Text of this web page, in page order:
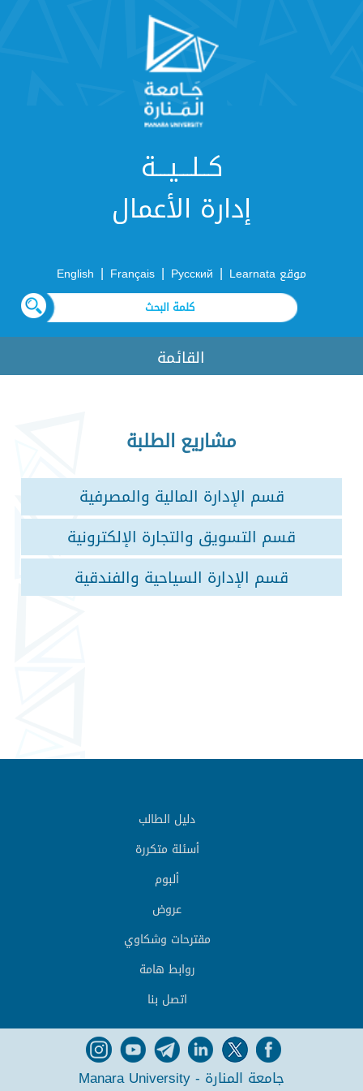
كــلـــيـــة
إدارة الأعمال
موقع Learnata |
Русский
|
Français
|
English
القائمة
مشاريع الطلبة
قسم الإدارة المالية والمصرفية
قسم التسويق والتجارة الإلكترونية
قسم الإدارة السياحية والفندقية
دليل الطالب
أسئلة متكررة
ألبوم
عروض
مقترحات وشكاوي
روابط هامة
اتصل بنا
جامعة المنارة - Manara University